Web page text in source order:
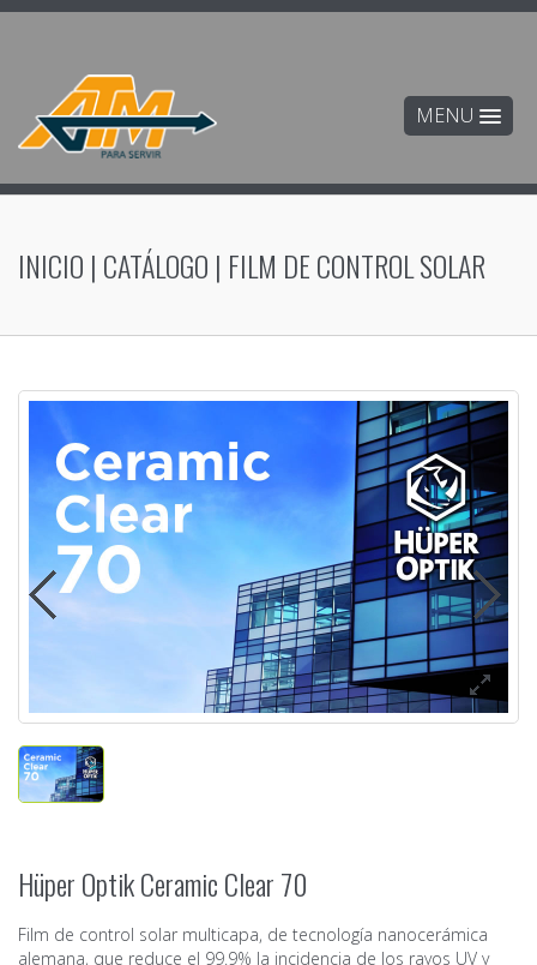
MENU
INICIO | CATÁLOGO | FILM DE CONTROL SOLAR
Hüper Optik Ceramic Clear 70
Film de control solar multicapa, de tecnología nanocerámica
alemana, que reduce el 99.9% la incidencia de los rayos UV y